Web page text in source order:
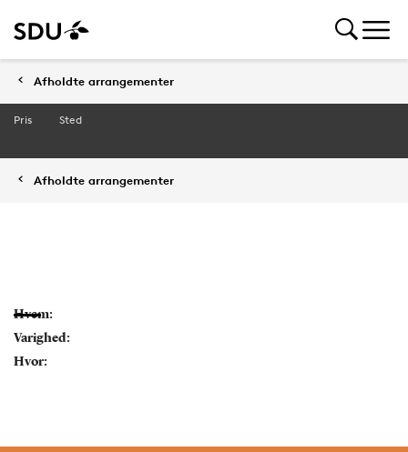
Afholdte arrangementer
Pris Sted
Afholdte arrangementer
Hvem:
Varighed:
Hvor: